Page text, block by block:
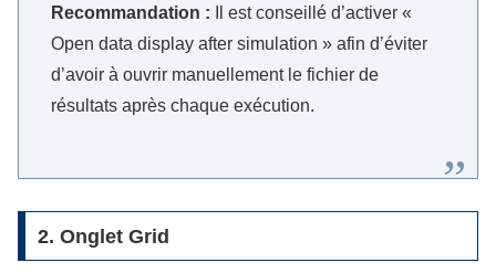
Recommandation : Il est conseillé d’activer «
Open data display after simulation » afin d’éviter
d’avoir à ouvrir manuellement le fichier de
résultats après chaque exécution.
2. Onglet Grid